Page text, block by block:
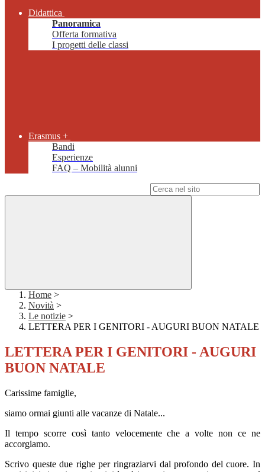
Didattica
Panoramica
Offerta formativa
I progetti delle classi
Erasmus +
Bandi
Esperienze
FAQ – Mobilità alunni
Home >
Novità >
Le notizie >
LETTERA PER I GENITORI - AUGURI BUON NATALE
LETTERA PER I GENITORI - AUGURI
BUON NATALE
Carissime famiglie,
siamo ormai giunti alle vacanze di Natale...
Il tempo scorre così tanto velocemente che a volte non ce ne
accorgiamo.
Scrivo queste due righe per ringraziarvi dal profondo del cuore. In